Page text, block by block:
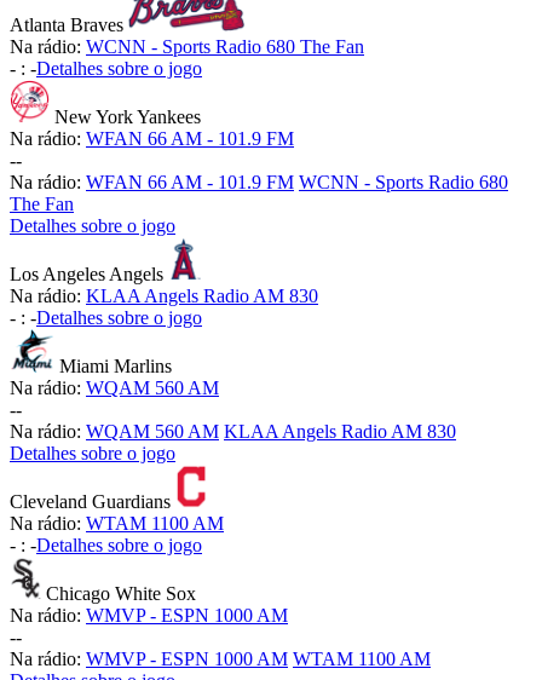
Atlanta Braves
Na rádio: WCNN - Sports Radio 680 The Fan
- : -Detalhes sobre o jogo
New York Yankees
Na rádio: WFAN 66 AM - 101.9 FM
--
Na rádio: WFAN 66 AM - 101.9 FM WCNN - Sports Radio 680
The Fan
Detalhes sobre o jogo
Los Angeles Angels
Na rádio: KLAA Angels Radio AM 830
- : -Detalhes sobre o jogo
Miami Marlins
Na rádio: WQAM 560 AM
--
Na rádio: WQAM 560 AM KLAA Angels Radio AM 830
Detalhes sobre o jogo
Cleveland Guardians
Na rádio: WTAM 1100 AM
- : -Detalhes sobre o jogo
Chicago White Sox
Na rádio: WMVP - ESPN 1000 AM
--
Na rádio: WMVP - ESPN 1000 AM WTAM 1100 AM